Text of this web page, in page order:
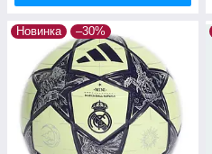
Новинка –30%